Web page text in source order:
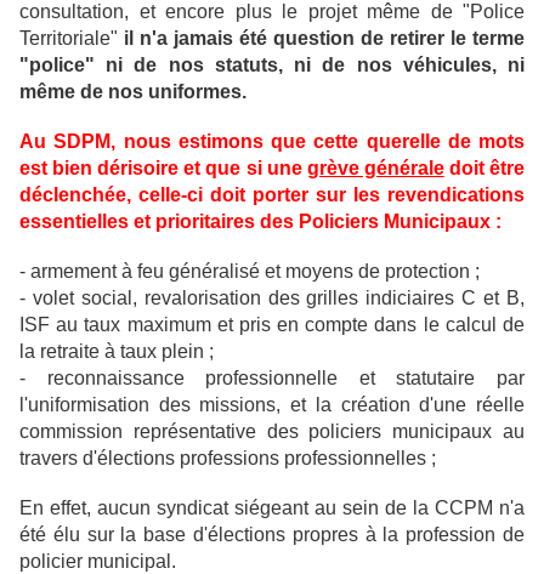
consultation, et encore plus le projet même de "Police
Territoriale" il n'a jamais été question de retirer le terme
"police" ni de nos statuts, ni de nos véhicules, ni
même de nos uniformes.
Au SDPM, nous estimons que cette querelle de mots
est bien dérisoire et que si une grève généraledoit être
déclenchée, celle-ci doit porter sur les revendications
essentielles et prioritaires des Policiers Municipaux :
- armement à feu généralisé et moyens de protection ;
- volet social, revalorisation des grilles indiciaires C et B,
ISF au taux maximum et pris en compte dans le calcul de
la retraite à taux plein ;
- reconnaissance professionnelle et statutaire par
l'uniformisation des missions, et la création d'une réelle
commission représentative des policiers municipaux au
travers d'élections professions professionnelles ;
En effet, aucun syndicat siégeant au sein de la CCPM n'a
été élu sur la base d'élections propres à la profession de
policier municipal.